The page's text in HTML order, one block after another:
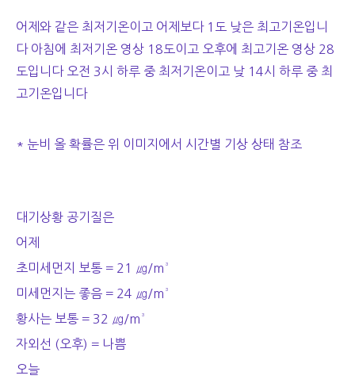
어제와 같은 최저기온이고 어제보다 1도 낮은 최고기온입니
다 아침에 최저기온 영상 18도이고 오후에 최고기온 영상 28
도입니다 오전 3시 하루 중 최저기온이고 낮 14시 하루 중 최
고기온입니다
* 눈비 올 확률은 위 이미지에서 시간별 기상 상태 참조
대기상황 공기질은
어제
초미세먼지 보통 = 21 ㎍/m³
미세먼지는 좋음 = 24 ㎍/m³
황사는 보통 = 32 ㎍/m³
자외선 (오후) = 나쁨
오늘